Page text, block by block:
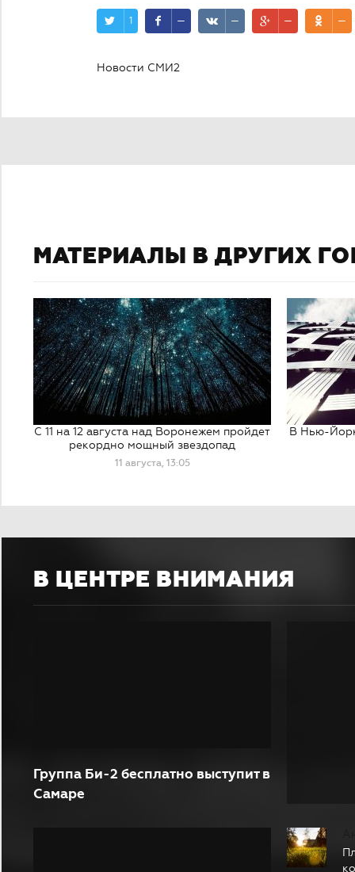
1 — — — —
Новости СМИ2
МАТЕРИАЛЫ В ДРУГИХ
С 11 на 12 августа над Воронежем пройдет
рекордно мощный звездопад
11 августа, 13:05
В Нью-
В ЦЕНТРЕ ВНИМАНИЯ
Группа Би-2 бесплатно выступит в
Самаре